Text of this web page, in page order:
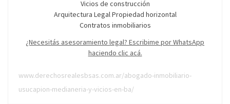
Vicios de construcción
Arquitectura Legal Propiedad horizontal
Contratos inmobiliarios
¿Necesitás asesoramiento legal? Escribime por WhatsApp
haciendo clic acá.
www.derechosrealesbsas.com.ar/abogado-inmobiliario-
usucapion-medianeria-y-vicios-en-ba/